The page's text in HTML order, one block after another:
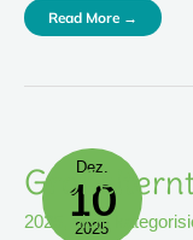
Read More →
Dez.
10
2025
2025 ,nicht
Großelterntag
2025